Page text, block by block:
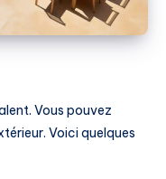
Vous pouvez
Voici quelques